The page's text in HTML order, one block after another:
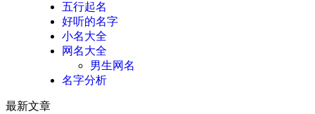
五行起名
好听的名字
小名大全
网名大全
男生网名
名字分析
最新文章